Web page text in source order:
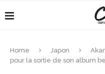
Home Japon
pour la sortie de son album